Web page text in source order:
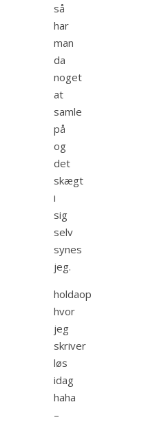
så
har
man
da
noget
at
samle
på
og
det
skægt
i
sig
selv
synes
jeg.
holdaop
hvor
jeg
skriver
løs
idag
haha
–